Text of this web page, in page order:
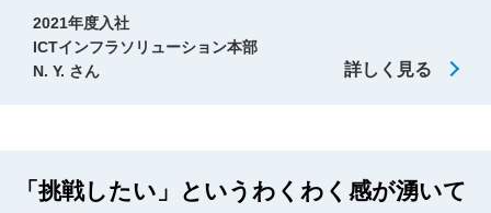
2021年度入社
ICTインフラソリューション本部
N. Y. さん
詳しく見る
「挑戦したい」というわくわく感が湧いて